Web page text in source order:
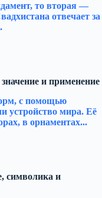
то вторая —
отвечает за
и применение
с помощью
устройство мира. Её
в орнаментах...
символика и